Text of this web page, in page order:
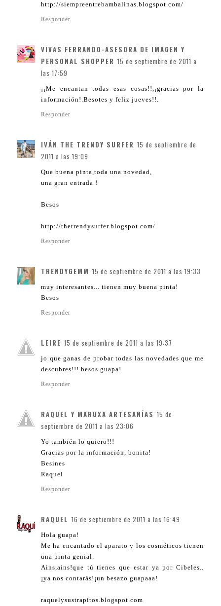
http://siempreentrebambalinas.blogspot.com/
Responder
VIVAS FERRANDO-ASESORA DE IMAGEN Y
PERSONAL SHOPPER 15 de septiembre de 2011 a
las 17:59
¡¡Me encantan todas esas cosas!!,¡gracias por la
información!.Besotes y feliz jueves!!.
Responder
IVÁN THE TRENDY SURFER 15 de septiembre de
2011 a las 19:09
Que buena pinta,toda una novedad,
una gran entrada !
Besos
http://thetrendysurfer.blogspot.com/
Responder
TRENDYGEMM 15 de septiembre de 2011 a las 19:33
muy interesantes... tienen muy buena pinta!
Besos
Responder
LEIRE 15 de septiembre de 2011 a las 19:37
jo que ganas de probar todas las novedades que me
descubres!!! besos guapa!
Responder
RAQUEL Y MARUXA ARTESANÍAS 15 de
septiembre de 2011 a las 23:06
Yo también lo quiero!!!
Gracias por la información, bonita!
Besines
Raquel
Responder
RAQUEL 16 de septiembre de 2011 a las 16:49
Hola guapa!
Me ha encantado el aparato y los cosméticos tienen
una pinta genial.
Ains,ains!que tú tienes que estar ya por Cibeles..
¡ya nos contarás!¡un besazo guapaaa!
raquelysustrapitos.blogspot.com